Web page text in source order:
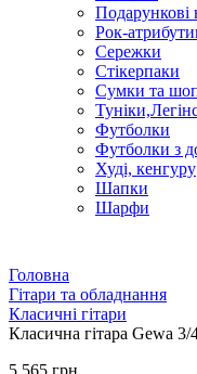
Подарункові
Рок-
Сережки
Стікерпаки
Сумки та
Футболки
Футболки з
Худі, кенгуру
Шапки
Шарфи
Головна
Гітари та обладнання
Класичні гітари
Класична гітара Gewa
5 565 грн